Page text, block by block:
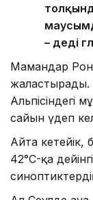
– деді
Мамандар
Альпісіндегі
сайын үдеп
Айта кетейік,
42°C-қа